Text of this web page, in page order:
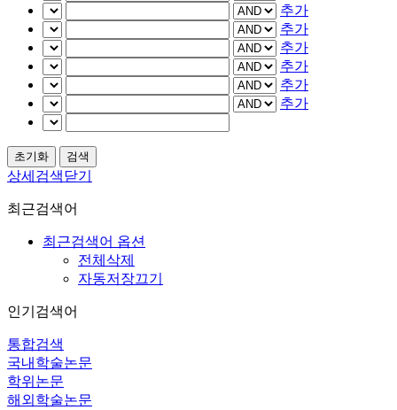
추가
추가
추가
추가
추가
추가
상세검색닫기
최근검색어
최근검색어 옵션
전체삭제
자동저장끄기
인기검색어
통합검색
국내학술논문
학위논문
해외학술논문